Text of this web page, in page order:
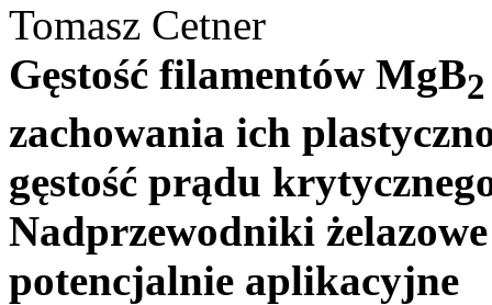
Tomasz Cetner
Gęstość filamentów MgB2
zachowania ich
gęstość prądu
Nadprzewodniki
potencjalnie aplikacyjne